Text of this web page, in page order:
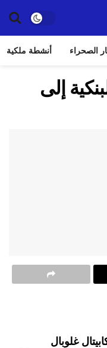
الصحراء أنشطة ملكية
إلى
غلوبال